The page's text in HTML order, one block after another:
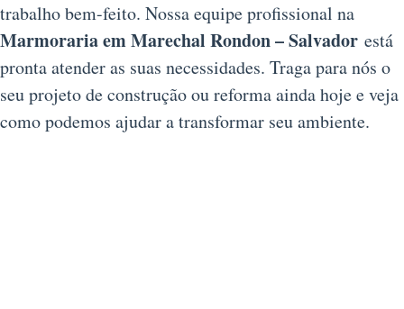
trabalho bem-feito. Nossa equipe profissional na
Marmoraria em Marechal Rondon – Salvador está
pronta atender as suas necessidades. Traga para nós o
seu projeto de construção ou reforma ainda hoje e veja
como podemos ajudar a transformar seu ambiente.